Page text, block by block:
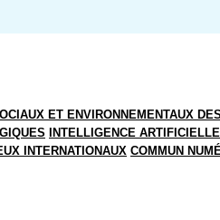
ET ENVIRONNEMENTAUX
INTELLIGENCE ARTIFICIELLE
INTERNATIONAUX COMMUN